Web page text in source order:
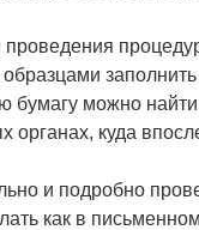
можно найти
органах, куда
и подробно
как в